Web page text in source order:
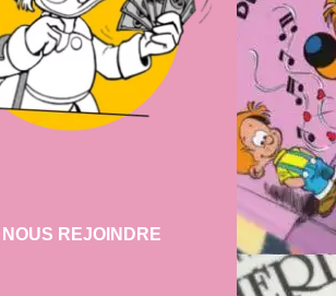
NOUS REJOINDRE